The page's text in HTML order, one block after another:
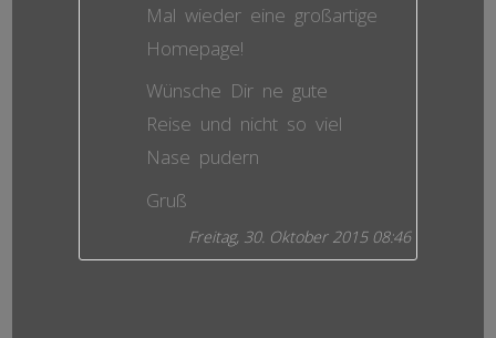
Mal wieder eine großartige
Homepage!
Wünsche Dir ne gute
Reise und nicht so viel
Nase pudern
Gruß
Freitag, 30. Oktober 2015 08:46